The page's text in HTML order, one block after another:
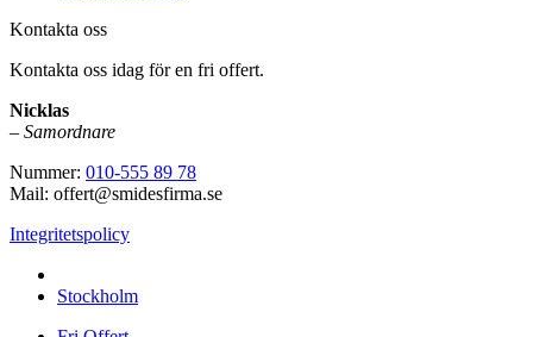
Kontakta oss
Kontakta oss idag för en fri offert.
Nicklas
– Samordnare
Nummer: 010-555 89 78
Mail: offert@smidesfirma.se
Integritetspolicy
Stockholm